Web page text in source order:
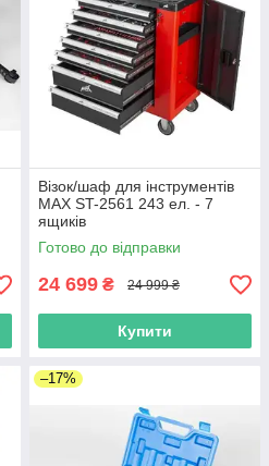
Візок/шаф для інструментів
MAX ST-2561 243 ел. - 7
ящиків
Готово до відправки
24 699 ₴ 24 999 ₴
Купити
–17%